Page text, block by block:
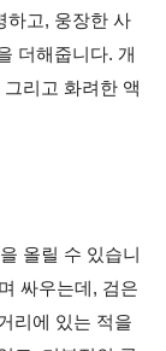
하고, 웅장한 사
더해줍니다. 개
그리고 화려한 액
올릴 수 있습니
싸우는데, 검은
리에 있는 적을